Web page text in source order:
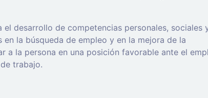
desarrollo de competencias personales, sociales
la búsqueda de empleo y en la mejora de la
a la persona en una posición favorable ante el
trabajo.